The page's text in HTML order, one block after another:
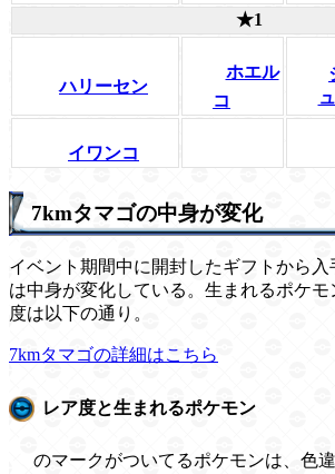
★1
ハリーセン
ホエル
コ
イワンコ
7kmタマゴの中身が変化
イベント期間中に開封したギフトから入
は中身が変化している。生まれるポケ
度は以下の通り。
7kmタマゴの詳細はこちら
レア度と生まれるポケモン
のマークがついてるポケモンは、色